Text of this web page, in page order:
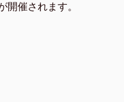
開催されます。